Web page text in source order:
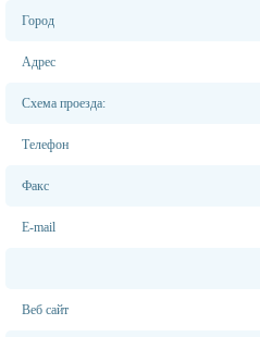
Город
Адрес
Схема проезда:
Телефон
Факс
E-mail
Веб сайт